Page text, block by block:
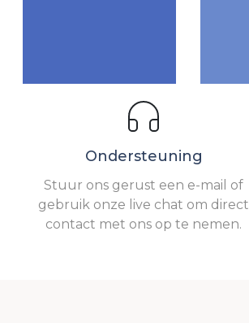
Ondersteuning
Stuur ons gerust een e-mail of
gebruik onze live chat om direct
contact met ons op te nemen.